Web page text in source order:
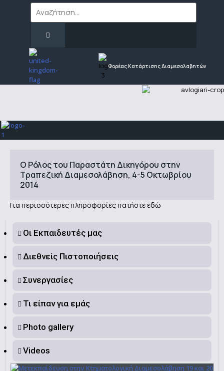
Φορέας Κατάρτισης Διαμεσολαβητών
Ο Ρόλος του Παραστάτη Δικηγόρου στην
Τραπεζική Διαμεσολάβηση, 4-5 Οκτωβρίου
Για περισσότερες πληροφορίες πατήστε εδώ
Οι Εκπαιδευτές μας
Διεθνείς Πιστοποιήσεις
Συνεργασίες
Τι είπαν για εμάς
Photo gallery
Videos